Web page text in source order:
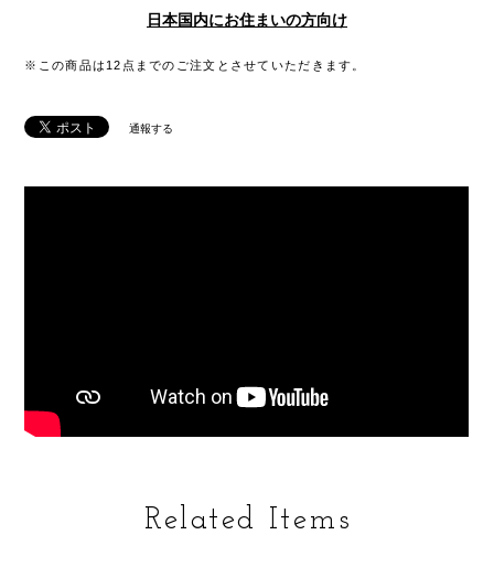
日本国内にお住まいの方向け
※この商品は12点までのご注文とさせていただきます。
通報する
Related Items